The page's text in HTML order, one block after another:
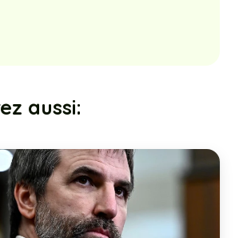
aussi: